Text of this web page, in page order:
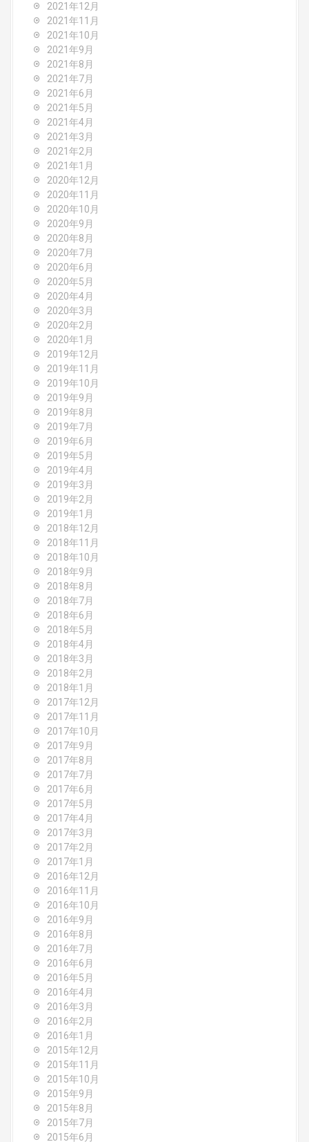
2021年12月
2021年11月
2021年10月
2021年9月
2021年8月
2021年7月
2021年6月
2021年5月
2021年4月
2021年3月
2021年2月
2021年1月
2020年12月
2020年11月
2020年10月
2020年9月
2020年8月
2020年7月
2020年6月
2020年5月
2020年4月
2020年3月
2020年2月
2020年1月
2019年12月
2019年11月
2019年10月
2019年9月
2019年8月
2019年7月
2019年6月
2019年5月
2019年4月
2019年3月
2019年2月
2019年1月
2018年12月
2018年11月
2018年10月
2018年9月
2018年8月
2018年7月
2018年6月
2018年5月
2018年4月
2018年3月
2018年2月
2018年1月
2017年12月
2017年11月
2017年10月
2017年9月
2017年8月
2017年7月
2017年6月
2017年5月
2017年4月
2017年3月
2017年2月
2017年1月
2016年12月
2016年11月
2016年10月
2016年9月
2016年8月
2016年7月
2016年6月
2016年5月
2016年4月
2016年3月
2016年2月
2016年1月
2015年12月
2015年11月
2015年10月
2015年9月
2015年8月
2015年7月
2015年6月